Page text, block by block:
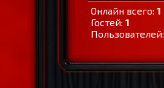
Онлайн всего: 1
Гостей: 1
Пользователей: